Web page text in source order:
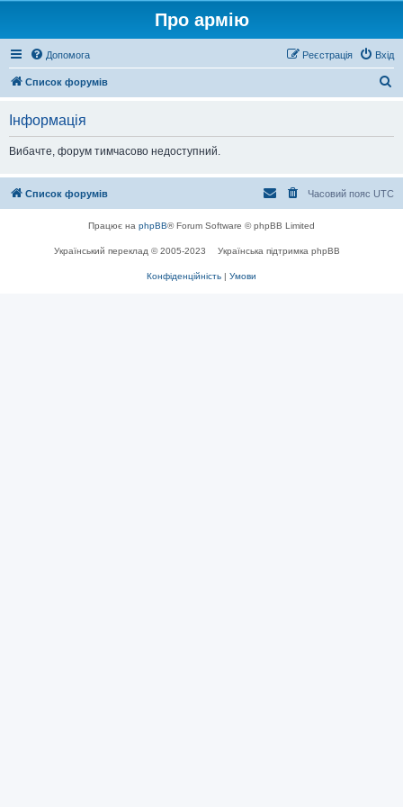
Про армію
Допомога Вхід
Реєстрація
Список форумів
Інформація
Вибачте, форум тимчасово недоступний.
Список форумів Часовий пояс UTC
Працює на phpBB® Forum Software © phpBB Limited
Український переклад © 2005-2023 Українська підтримка phpBB
Конфіденційність | Умови